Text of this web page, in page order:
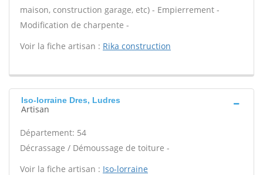
maison, construction garage, etc) - Empierrement -
Modification de charpente -
Voir la fiche artisan : Rika construction
Iso-lorraine Dres, Ludres
Artisan
Département: 54
Décrassage / Démoussage de toiture -
Voir la fiche artisan : Iso-lorraine